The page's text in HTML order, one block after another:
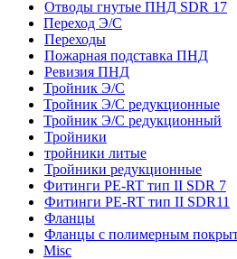
Отводы гнутые ПНД SDR 17
Переход Э/С
Переходы
Пожарная подставка ПНД
Ревизия ПНД
Тройник Э/С
Тройник Э/С редукционные
Тройник Э/С редукционный
Тройники
тройники литые
Тройники редукционные
Фитинги PE-RT тип II SDR 7
Фитинги PE-RT тип II SDR11
Фланцы
Фланцы с полимерным
Misc